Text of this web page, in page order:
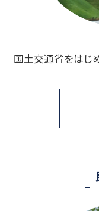
国土交通省をはじ